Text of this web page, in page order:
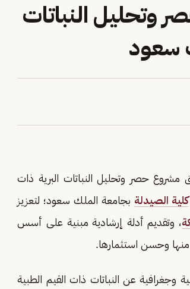
وتحليل النباتات
سعود
مشروع حصر وتحليل النباتات البرية ذات
كلية الصيدلة بجامعة الملك سعود؛ لتعزيز
، وتقديم أدلة إرشادية مبنية على أسس
منها وحسن استثمارها.
عن النباتات ذات القيم الطبية